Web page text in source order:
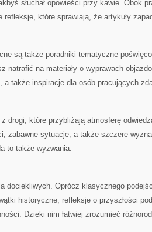
słuchał opowieści przy kawie. Obok
refleksje, które sprawiają, że artykuły
są także poradniki tematyczne
natrafić na materiały o wyprawach
a także inspiracje dla osób pracujących
drogi, które przybliżają atmosferę
zabawne sytuacje, a także szczere
to także wyzwania.
dociekliwych. Oprócz klasycznego
historyczne, refleksje o przyszłości
Dzięki nim łatwiej zrozumieć